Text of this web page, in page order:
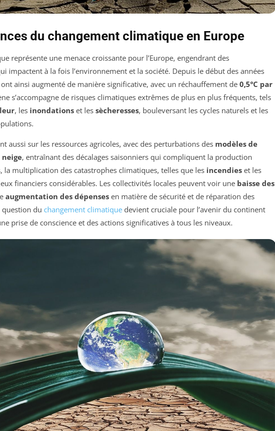
du changement climatique en Europe
représente une menace croissante pour l’Europe, engendrant des
impactent à la fois l’environnement et la société. Depuis le début des années
ainsi augmenté de manière significative, avec un réchauffement de 0,5°C par
s’accompagne de risques climatiques extrêmes de plus en plus fréquents, tels
, les inondations et les sècheresses, bouleversant les cycles naturels et les
aussi sur les ressources agricoles, avec des perturbations des modèles de
neige, entraînant des décalages saisonniers qui compliquent la production
la multiplication des catastrophes climatiques, telles que les incendies et les
financiers considérables. Les collectivités locales peuvent voir une baisse des
augmentation des dépenses en matière de sécurité et de réparation des
du changement climatique devient cruciale pour l’avenir du continent
prise de conscience et des actions significatives à tous les niveaux.